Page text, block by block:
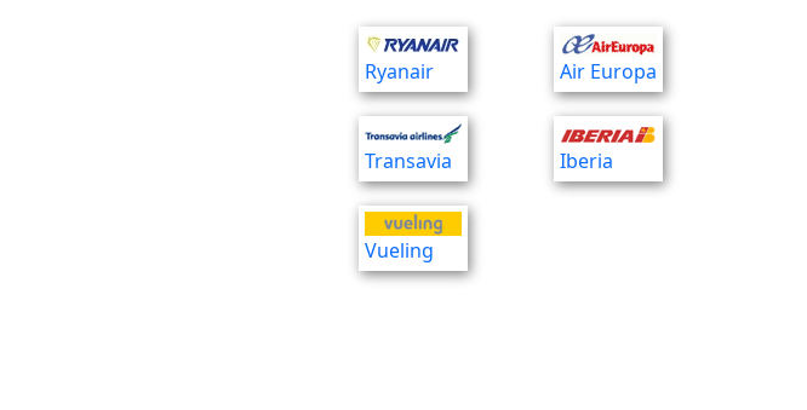
Ryanair Air Europa
Transavia Iberia
Vueling